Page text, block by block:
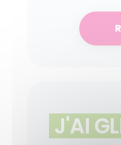
J'AI